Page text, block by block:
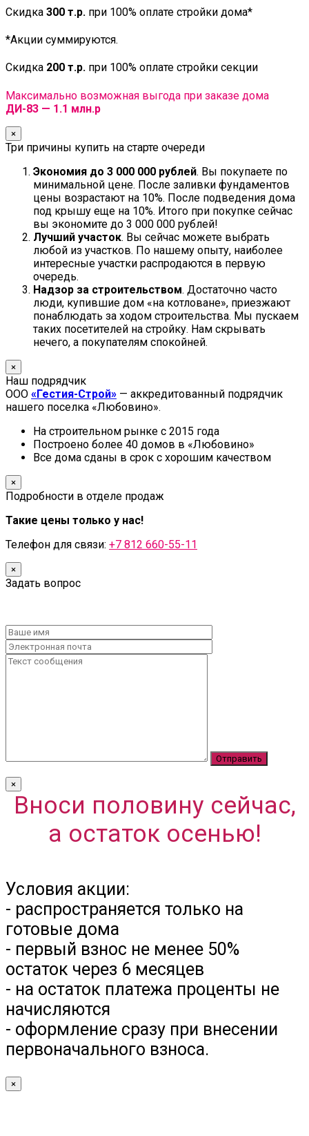
Скидка 300 т.р. при 100% оплате стройки дома*
*Акции суммируются.
Скидка 200 т.р. при 100% оплате стройки секции
Максимально возможная выгода при заказе дома
ДИ-83 — 1.1 млн.р
×
Три причины купить на старте очереди
Экономия до 3 000 000 рублей. Вы покупаете по
минимальной цене. После заливки фундаментов
цены возрастают на 10%. После подведения дома
под крышу еще на 10%. Итого при покупке сейчас
вы экономите до 3 000 000 рублей!
Лучший участок. Вы сейчас можете выбрать
любой из участков. По нашему опыту, наиболее
интересные участки распродаются в первую
очередь.
Надзор за строительством. Достаточно часто
люди, купившие дом «на котловане», приезжают
понаблюдать за ходом строительства. Мы пускаем
таких посетителей на стройку. Нам скрывать
нечего, а покупателям спокойней.
×
Наш подрядчик
ООО «Гестия-Строй» — аккредитованный подрядчик
нашего поселка «Любовино».
На строительном рынке с 2015 года
Построено более 40 домов в «Любовино»
Все дома сданы в срок с хорошим качеством
×
Подробности в отделе продаж
Такие цены только у нас!
Телефон для связи: +7 812 660-55-11
×
Задать вопрос
×
Вноси половину сейчас,
а остаток осенью!
Условия акции:
- распространяется только на
готовые дома
- первый взнос не менее 50%
остаток через 6 месяцев
- на остаток платежа проценты не
начисляются
- оформление сразу при внесении
первоначального взноса.
×